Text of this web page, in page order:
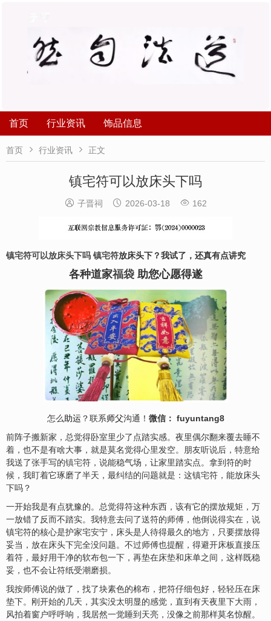
首页 行业资讯 饰品信息
首页  行业资讯  正文
镇宅符可以放床头下吗
 子晋祠  2026-03-18  162
镇宅符可以放床头下吗 镇宅符放床头下？我试了，还真有点讲究
各种道家福袋助您心愿得遂
怎么助运 ？联系师父沟通！ 微信： fuyuntang8
前阵子搬新家，总觉得卧室里少了点踏实感。夜里偶尔翻来覆去睡不
着，也不是有啥大事，就是莫名觉得心里发空。朋友听说后，特意给
我送了张手写的镇宅符，说能稳气场，让家里踏实点。拿到符的时
候，我盯着它琢磨了半天，最纠结的问题就是：这镇宅符，能放床头
下吗？
一开始我是有点犹豫的。总觉得符这种东西，该有它的摆放规矩，万
一放错了反而不踏实。我特意去问了送符的师傅，他倒说得实在，说
镇宅符的核心是护家宅安宁，床头是人待得最久的地方，只要摆放得
妥当，放在床头下完全没问题。不过师傅也提醒，得避开床板直接压
着符，最好用干净的软布包一下，再垫在床垫和床单之间，这样既稳
妥，也不会让符纸受潮磨损。
我按师傅说的做了，找了块素色的棉布，把符仔细包好，轻轻压在床
垫下。刚开始的几天，其实没太明显的感觉，直到有天夜里下大雨，
风拍着窗户呼呼响，我居然一觉睡到天亮，没像之前那样莫名惊醒。